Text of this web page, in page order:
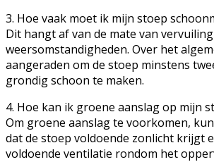
3. Hoe vaak moet ik mijn stoep
Dit hangt af van de mate van
weersomstandigheden. Over het
aangeraden om de stoep minstens
grondig schoon te maken.
4. Hoe kan ik groene aanslag op mijn
Om groene aanslag te voorkomen,
dat de stoep voldoende zonlicht krijgt
voldoende ventilatie rondom het